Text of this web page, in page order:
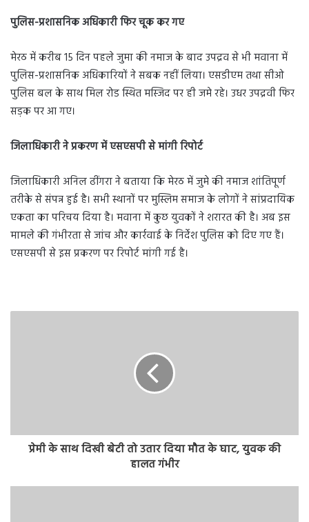
पुलिस-प्रशासनिक अधिकारी फिर चूक कर गए
मेरठ में करीब 15 दिन पहले जुमा की नमाज के बाद उपद्रव से भी मवाना में
पुलिस-प्रशासनिक अधिकारियों ने सबक नहीं लिया। एसडीएम तथा सीओ
पुलिस बल के साथ मिल रोड स्थित मस्जिद पर ही जमे रहे। उधर उपद्रवी फिर
सड़क पर आ गए।
जिलाधिकारी ने प्रकरण में एसएसपी से मांगी रिपोर्ट
जिलाधिकारी अनिल ढींगरा ने बताया कि मेरठ में जुमे की नमाज शांतिपूर्ण
तरीके से संपन्न हुई है। सभी स्थानों पर मुस्लिम समाज के लोगों ने सांप्रदायिक
एकता का परिचय दिया है। मवाना में कुछ युवकों ने शरारत की है। अब इस
मामले की गंभीरता से जांच और कार्रवाई के निर्देश पुलिस को दिए गए हैं।
एसएसपी से इस प्रकरण पर रिपोर्ट मांगी गई है।
प्रेमी के साथ दिखी बेटी तो उतार दिया मौत के घाट, युवक की
हालत गंभीर